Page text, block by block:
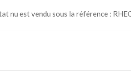
nu est vendu sous la référence :